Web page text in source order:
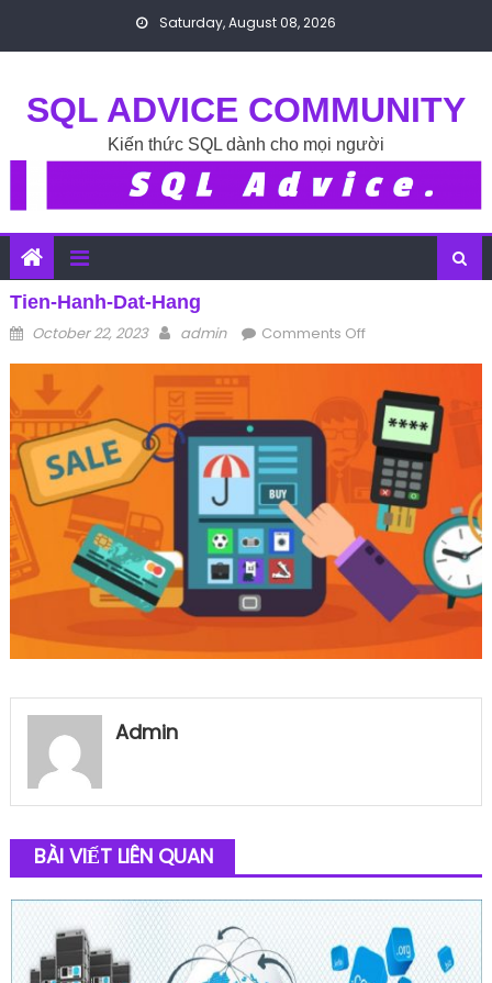
Saturday, August 08, 2026
SQL ADVICE COMMUNITY
Kiến thức SQL dành cho mọi người
Tien-Hanh-Dat-Hang
Posted on
October 22, 2023 Author
admin Comments Offon tien-hanh-
Admin
BÀI VIẾT LIÊN QUAN